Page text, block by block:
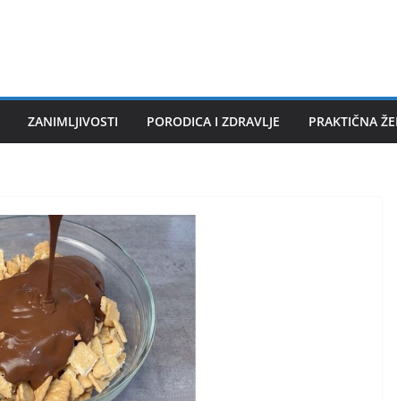
ZANIMLJIVOSTI PORODICA I ZDRAVLJE PRAKTIČNA